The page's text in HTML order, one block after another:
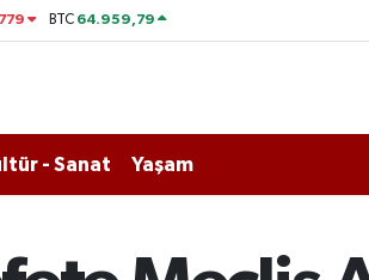
BTC 64.959,79
- Sanat Yaşam